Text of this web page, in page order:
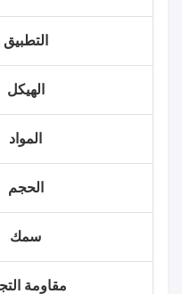
التطبيق
الهيكل
المواد
الحجم
سمك
مقاومة